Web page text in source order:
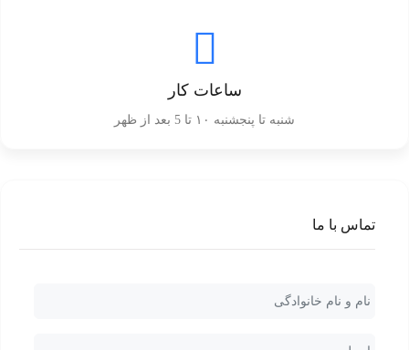
ساعات کار
شنبه تا پنجشنبه ۱۰ تا 5 بعد از ظهر
تماس با ما